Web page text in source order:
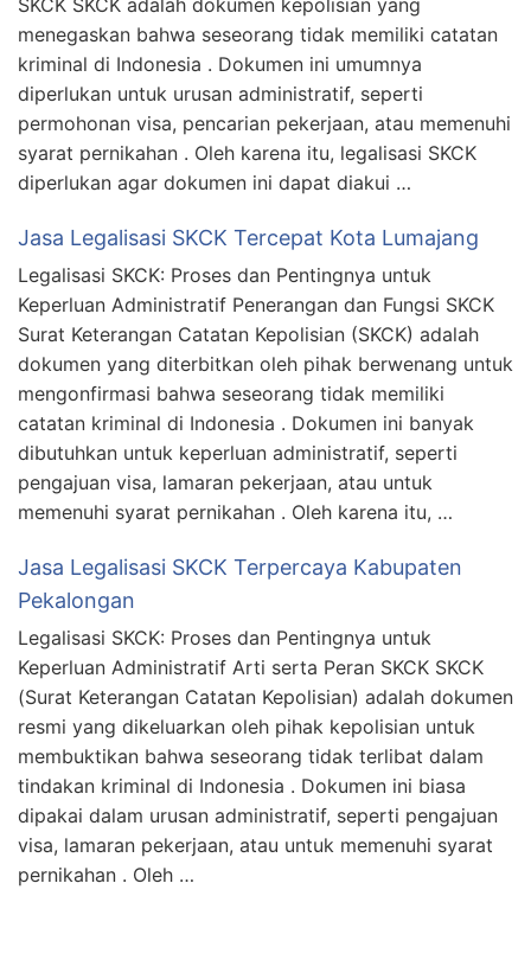
menegaskan bahwa seseorang tidak memiliki catatan
kriminal di Indonesia . Dokumen ini umumnya
diperlukan untuk urusan administratif, seperti
permohonan visa, pencarian pekerjaan, atau memenuhi
syarat pernikahan . Oleh karena itu, legalisasi SKCK
diperlukan agar dokumen ini dapat diakui …
Jasa Legalisasi SKCK Tercepat Kota Lumajang
Legalisasi SKCK: Proses dan Pentingnya untuk
Keperluan Administratif Penerangan dan Fungsi SKCK
Surat Keterangan Catatan Kepolisian (SKCK) adalah
dokumen yang diterbitkan oleh pihak berwenang untuk
mengonfirmasi bahwa seseorang tidak memiliki
catatan kriminal di Indonesia . Dokumen ini banyak
dibutuhkan untuk keperluan administratif, seperti
pengajuan visa, lamaran pekerjaan, atau untuk
memenuhi syarat pernikahan . Oleh karena itu, …
Jasa Legalisasi SKCK Terpercaya Kabupaten
Pekalongan
Legalisasi SKCK: Proses dan Pentingnya untuk
Keperluan Administratif Arti serta Peran SKCK SKCK
(Surat Keterangan Catatan Kepolisian) adalah dokumen
resmi yang dikeluarkan oleh pihak kepolisian untuk
membuktikan bahwa seseorang tidak terlibat dalam
tindakan kriminal di Indonesia . Dokumen ini biasa
dipakai dalam urusan administratif, seperti pengajuan
visa, lamaran pekerjaan, atau untuk memenuhi syarat
pernikahan . Oleh …